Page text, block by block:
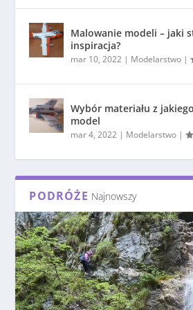
Malowanie modeli – jaki
inspiracja?
mar 10, 2022 | Modelarstwo |
Wybór materiału z
model
mar 4, 2022 | Modelarstwo |
PODRÓŻE Najnowszy